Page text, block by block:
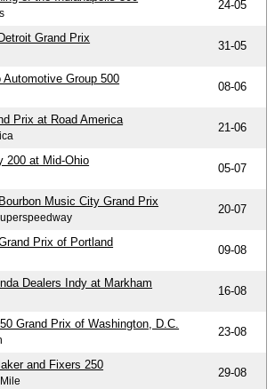
24-05
Grand Prix
31-05
Automotive Group 500
08-06
Prix at Road America
21-06
200 at Mid-Ohio
05-07
Music City Grand Prix
20-07
Prix of Portland
09-08
Dealers Indy at Markham
16-08
Grand Prix of Washington, D.C.
23-08
and Fixers 250
29-08